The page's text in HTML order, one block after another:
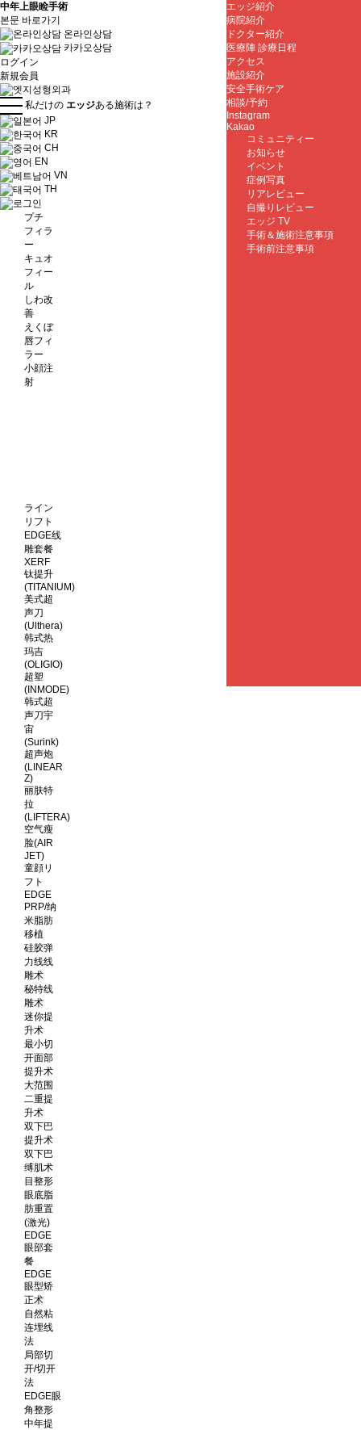
中年上眼睑手術
본문 바로가기
온라인상담
카카오상담
ログイン
新規会員
私だけの エッジある施術は？
JP
KR
CH
EN
VN
TH
プチ
フィラ
ー
キュオ
フィー
ル
しわ改
善
えくぼ
唇フィ
ラー
小顔注
射
ライン
リフト
EDGE线
雕套餐
XERF
钛提升
(TITANIUM)
美式超
声刀
(Ulthera)
韩式热
玛吉
(OLIGIO)
超塑
(INMODE)
韩式超
声刀宇
宙
(Surink)
超声炮
(LINEAR
Z)
丽肤特
拉
(LIFTERA)
空气瘦
脸(AIR
JET)
童顔リ
フト
EDGE
PRP/纳
米脂肪
移植
硅胶弹
力线线
雕术
秘特线
雕术
迷你提
升术
最小切
开面部
提升术
大范围
二重提
升术
双下巴
提升术
双下巴
缚肌术
目整形
眼底脂
肪重置
(激光)
EDGE
眼部套
餐
EDGE
眼型矫
正术
自然粘
连埋线
法
局部切
开/切开
法
EDGE眼
角整形
中年提
エッジ紹介
病院紹介
ドクター紹介
医療陣 診療日程
アクセス
施設紹介
安全手術ケア
相談/予約
Instagram
Kakao
コミュニティー
お知らせ
イベント
症例写真
リアレビュー
自撮りレビュー
エッジ TV
手術＆施術注意事項
手術前注意事項